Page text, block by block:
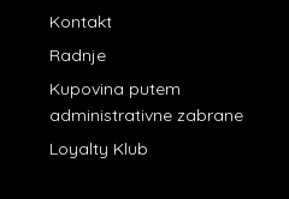
Kontakt
Radnje
Kupovina putem
administrativne zabrane
Loyalty Klub